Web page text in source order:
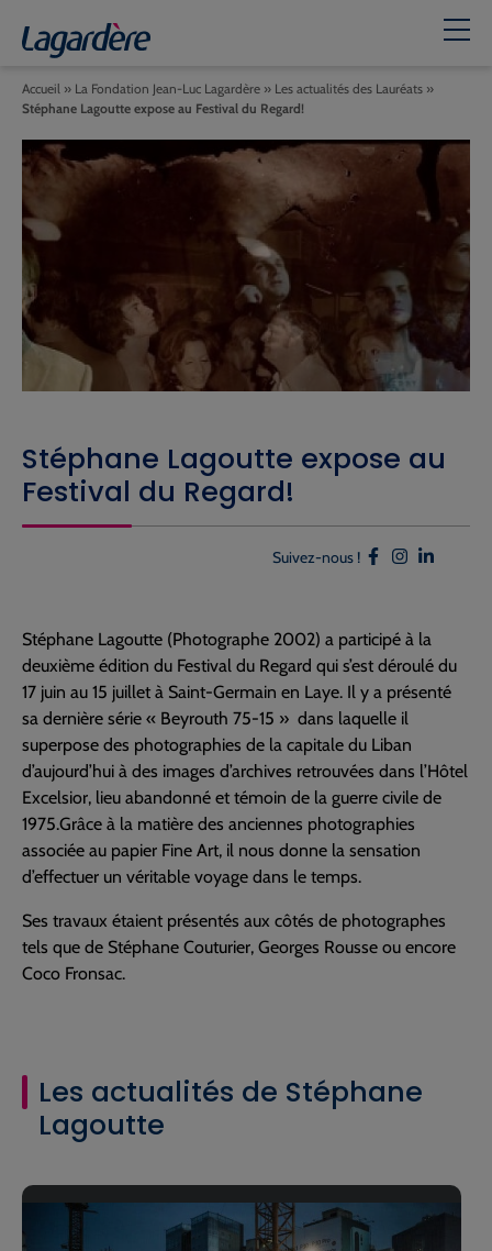
Stéphane Lagoutte expose au
Festival du Regard!
Accueil » La Fondation Jean-Luc Lagardère » Les actualités des Lauréats »
Stéphane Lagoutte expose au Festival du Regard!
Suivez-nous !
Stéphane Lagoutte (Photographe 2002) a participé à la
deuxième édition du Festival du Regard qui s’est déroulé du
17 juin au 15 juillet à Saint-Germain en Laye. Il y a présenté
sa dernière série « Beyrouth 75-15 » dans laquelle il
superpose des photographies de la capitale du Liban
d’aujourd’hui à des images d’archives retrouvées dans l’Hôtel
Excelsior, lieu abandonné et témoin de la guerre civile de
1975.Grâce à la matière des anciennes photographies
associée au papier Fine Art, il nous donne la sensation
d’effectuer un véritable voyage dans le temps.
Ses travaux étaient présentés aux côtés de photographes
tels que de Stéphane Couturier, Georges Rousse ou encore
Coco Fronsac.
Les actualités de Stéphane
Lagoutte